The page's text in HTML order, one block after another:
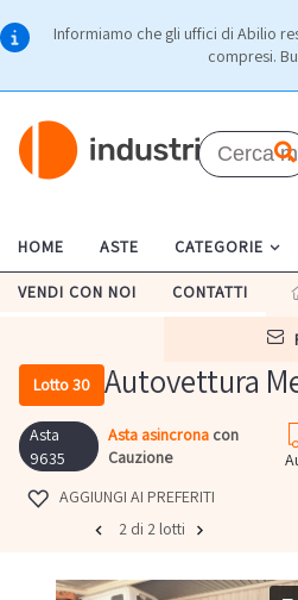
Informiamo che gli uffici di Abilio
compresi.
HOME ASTE CATEGORIE
VENDI CON NOI CONTATTI
Lotto 30 Autovettura
Asta
9635
Asta asincrona con
Cauzione
AGGIUNGI AI PREFERITI
2 di 2 lotti